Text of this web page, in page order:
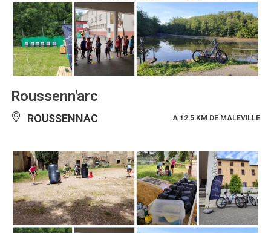
Roussenn'arc
ROUSSENNAC À 12.5 KM DE MALEVILLE